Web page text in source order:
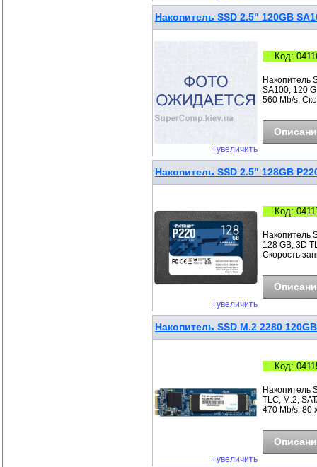
Накопитель SSD 2.5" 120GB
+увеличить
Код:
Накопитель
SA100, 120
560 Mb/s,
Накопитель SSD 2.5" 128GB
+увеличить
Код:
Накопитель
128 GB, 3D
Скорость
Накопитель SSD M.2 2280
+увеличить
Код:
Накопитель
TLC, M.2,
470 Mb/s, 80